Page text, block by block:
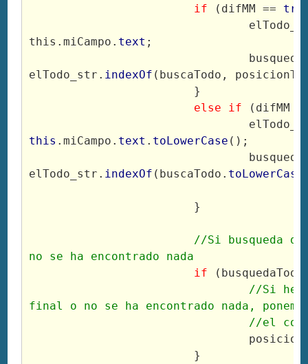
if (difMM ==
this.miCampo. text ;
elTodo_str. indexOf (buscaTodo,
			}
else if (difMM
this .miCampo. text . toLowerCase ();
elTodo_str. indexOf (buscaTodo. toLowerCase
			}
//Si busqueda
no se ha encontrado nada
if
//Si
final o no se ha encontrado nada,
//el
			}